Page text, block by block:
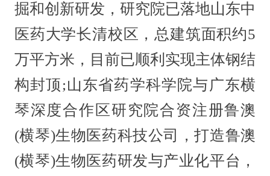
掘和创新研发，研究院已落地山东中
医药大学长清校区，总建筑面积约5
万平方米，目前已顺利实现主体钢结
构封顶;山东省药学科学院与广东横
琴深度合作区研究院合资注册鲁澳
(横琴)生物医药科技公司，打造鲁澳
(横琴)生物医药研发与产业化平台，